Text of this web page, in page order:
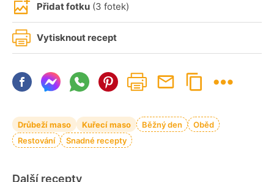
Přidat fotku (3 fotek)
Vytisknout recept
Drůbeží maso Kuřecí maso Běžný den
Oběd
Restování
Snadné recepty
Další recepty